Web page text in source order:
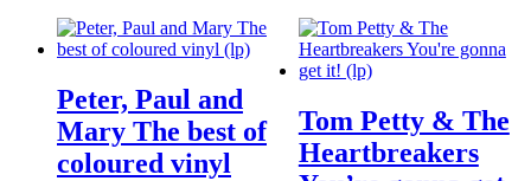
Peter, Paul and
Mary The best of
coloured vinyl
Tom Petty & The
Heartbreakers